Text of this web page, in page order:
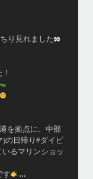
り見れました
を拠点に、中部
)の日帰り#ダイビ
るマリンショッ
す
...